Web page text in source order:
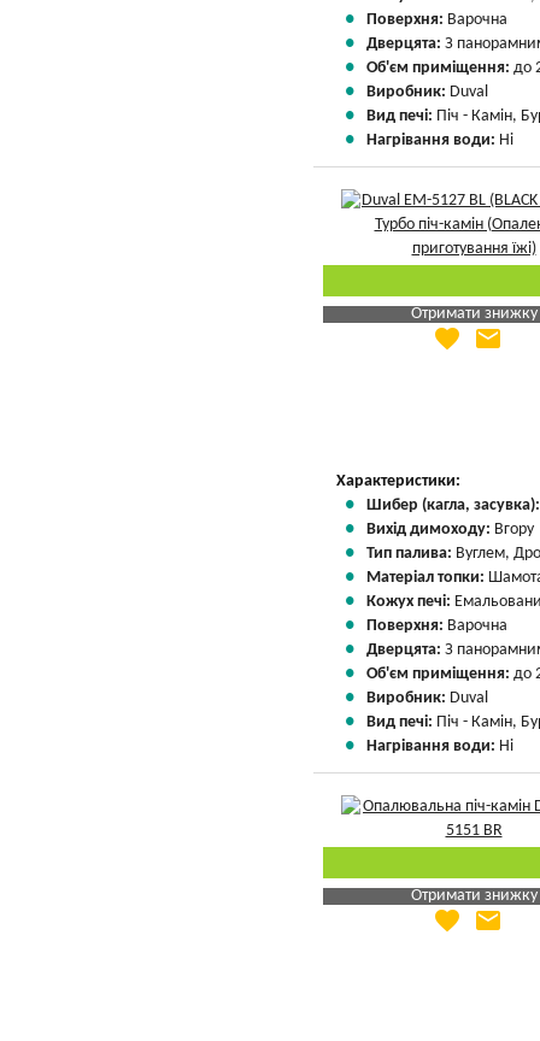
Поверхня: Варочна
Дверцята: З
Об'єм приміщення: до
Виробник: Duval
Вид печі: Піч - Камін,
Нагрівання води: Ні
Отримати знижку
Яка Ваша ціна
favorite email
Характеристики:
Шибер (кагла,
Вихід димоходу: Вгору
Тип палива: Вуглем,
Матеріал топки:
Кожух печі:
Поверхня: Варочна
Дверцята: З
Об'єм приміщення: до
Виробник: Duval
Вид печі: Піч - Камін,
Нагрівання води: Ні
Отримати знижку
Яка Ваша ціна
favorite email